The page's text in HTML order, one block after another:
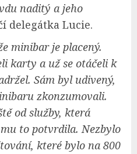
naditý a jeho
delegátka Lucie.
minibar je placený.
karty a už se otáčeli k
Sám byl udivený,
zkonzumovali.
od služby, která
to potvrdila. Nezbylo
které bylo na 800